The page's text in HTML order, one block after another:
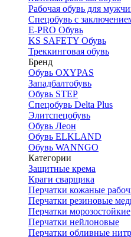
Рабочая обувь для
Спецобувь с
E-PRO Обувь
KS SAFETY Обувь
Треккинговая обувь
Бренд
Обувь OXYPAS
Западбалтобувь
Обувь STEP
Спецобувь Delta Plus
Элитспецобувь
Обувь Леон
Обувь ELKLAND
Обувь WANNGO
Категории
Защитные крема
Краги сварщика
Перчатки кожаные
Перчатки резиновые
Перчатки морозостойкие
Перчатки нейлоновые
Перчатки обливные